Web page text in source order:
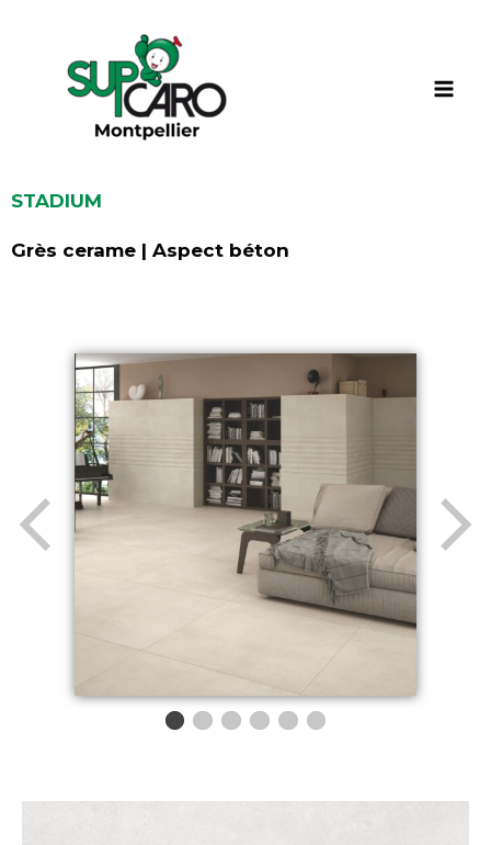
STADIUM
Grès cerame | Aspect béton